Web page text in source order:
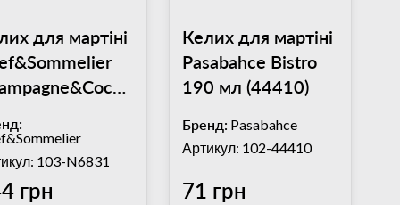
для мартіні
103-N6831
грн
Келих для мартіні
Pasabahce Bistro
190 мл (44410)
Бренд: Pasabahce
Артикул: 102-44410
71 грн